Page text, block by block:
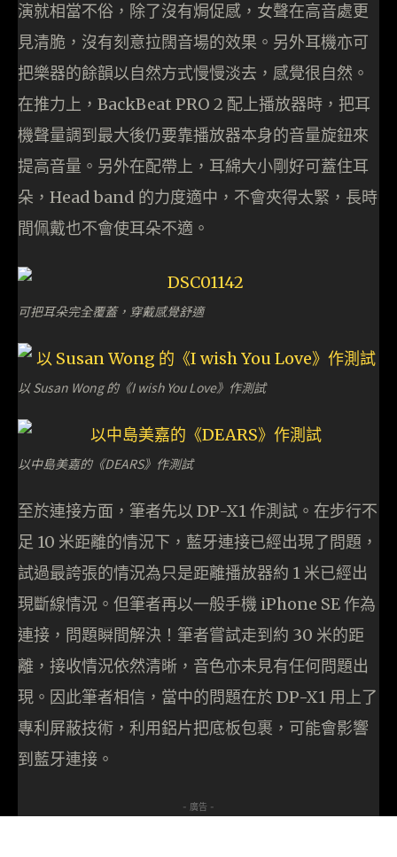
演就相當不俗，除了沒有焗促感，女聲在高音處更
見清脆，沒有刻意拉闊音場的效果。另外耳機亦可
把樂器的餘韻以自然方式慢慢淡去，感覺很自然。
在推力上，BackBeat PRO 2 配上播放器時，把耳
機聲量調到最大後仍要靠播放器本身的音量旋鈕來
提高音量。另外在配帶上，耳綿大小剛好可蓋住耳
朵，Head band 的力度適中，不會夾得太緊，長時
間佩戴也不會使耳朵不適。
可把耳朵完全覆蓋，穿戴感覺舒適
以 Susan Wong 的《I wish You Love》作測試
以中島美嘉的《DEARS》作測試
至於連接方面，筆者先以 DP-X1 作測試。在步行不
足 10 米距離的情況下，藍牙連接已經出現了問題，
試過最誇張的情況為只是距離播放器約 1 米已經出
現斷線情況。但筆者再以一般手機 iPhone SE 作為
連接，問題瞬間解決！筆者嘗試走到約 30 米的距
離，接收情況依然清晰，音色亦未見有任何問題出
現。因此筆者相信，當中的問題在於 DP-X1 用上了
專利屏蔽技術，利用鋁片把底板包裹，可能會影響
到藍牙連接。
- 廣告 -